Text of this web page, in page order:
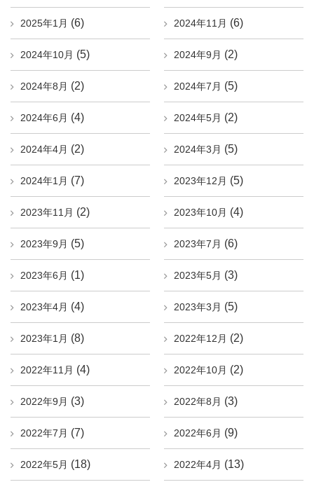
2025年1月 (6) 2024年11月 (6)
2024年10月 (5) 2024年9月 (2)
2024年8月 (2) 2024年7月 (5)
2024年6月 (4) 2024年5月 (2)
2024年4月 (2) 2024年3月 (5)
2024年1月 (7) 2023年12月 (5)
2023年11月 (2) 2023年10月 (4)
2023年9月 (5) 2023年7月 (6)
2023年6月 (1) 2023年5月 (3)
2023年4月 (4) 2023年3月 (5)
2023年1月 (8) 2022年12月 (2)
2022年11月 (4) 2022年10月 (2)
2022年9月 (3) 2022年8月 (3)
2022年7月 (7) 2022年6月 (9)
2022年5月 (18) 2022年4月 (13)